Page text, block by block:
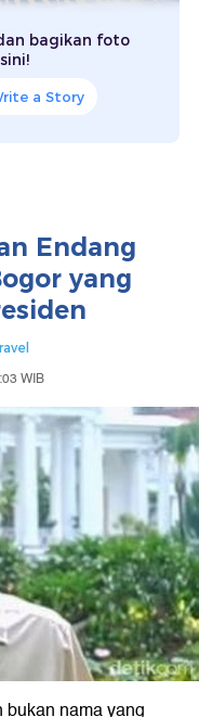
bagikan foto
a Story
Endang
yang
WIB
nama yang